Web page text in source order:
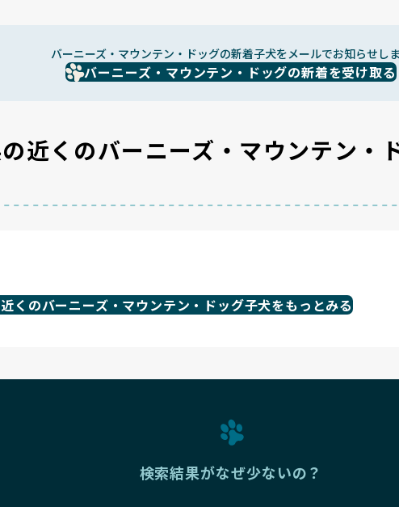
バーニーズ・マウンテン・ドッグの新着子犬をメールでお知らせし
バーニーズ・マウンテン・ドッグの新着を受け取る
近くのバーニーズ・マウンテン・
くのバーニーズ・マウンテン・ドッグ子犬をもっとみる
検索結果がなぜ少ないの？